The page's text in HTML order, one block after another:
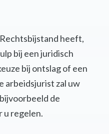
heeft,
bij een juridisch
bij ontslag of een
arbeidsjurist zal uw
de
u regelen.